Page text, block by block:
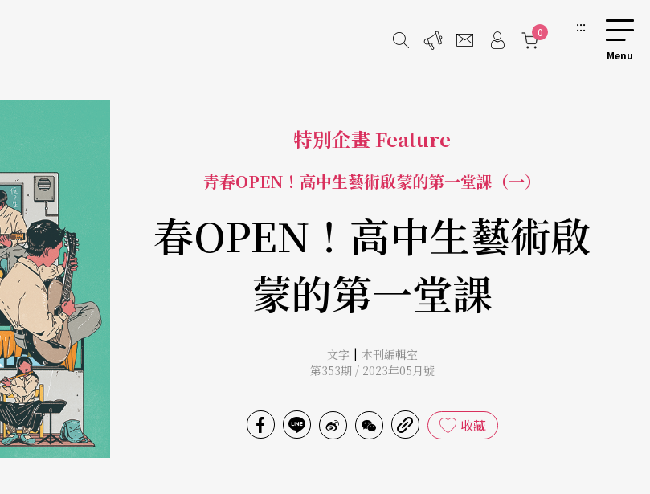
0 :::
特別企畫 Feature
青春OPEN！高中生藝術啟蒙的第一堂課（一）
春OPEN！高中生藝術啟
蒙的第一堂課
文字 | 本刊編輯室
第353期 / 2023年05月號
收藏